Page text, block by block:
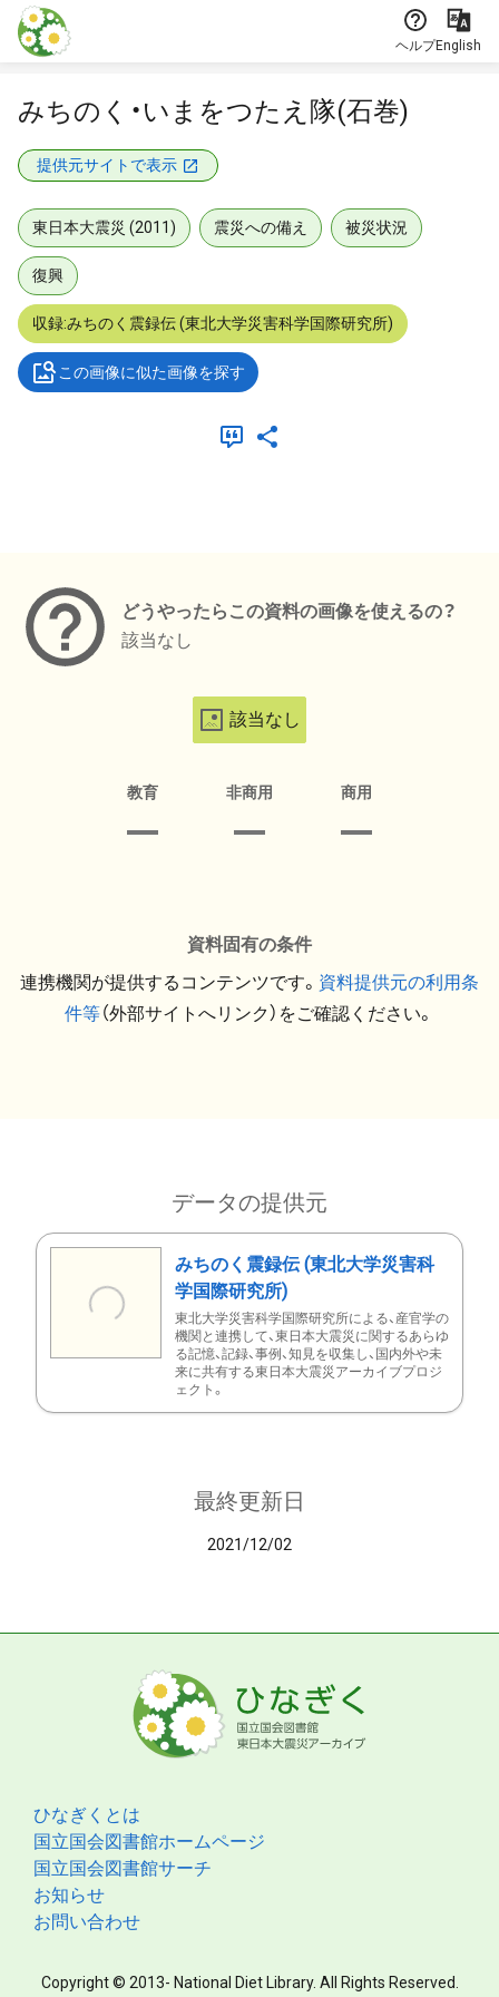
本文に飛ぶ
ヘルプEnglish
みちのく・いまをつたえ隊(石巻)
提供元サイトで表示
東日本大震災 (2011) 震災への備え 被災状況
復興
収録:みちのく震録伝 (東北大学災害科学国際研究所)
この画像に似た画像を探す
どうやったらこの資料の画像を使えるの？
該当なし
該当なし
教育 非商用 商用
資料固有の条件
連携機関が提供するコンテンツです。 資料提供元の利用条
件等（外部サイトへリンク）をご確認ください。
データの提供元
みちのく震録伝 (東北大学災害科
学国際研究所)
東北大学災害科学国際研究所による、産官学の
機関と連携して、東日本大震災に関するあらゆ
る記憶、記録、事例、知見を収集し、国内外や未
来に共有する東日本大震災アーカイブプロジ
ェクト。
最終更新日
2021/12/02
ひなぎくとは
国立国会図書館ホームページ
国立国会図書館サーチ
お知らせ
お問い合わせ
Copyright © 2013- National Diet Library. All Rights Reserved.